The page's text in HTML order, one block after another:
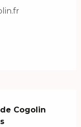
Cogolin